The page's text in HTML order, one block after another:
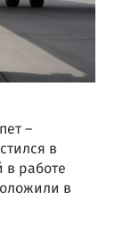
–
в
работе
в